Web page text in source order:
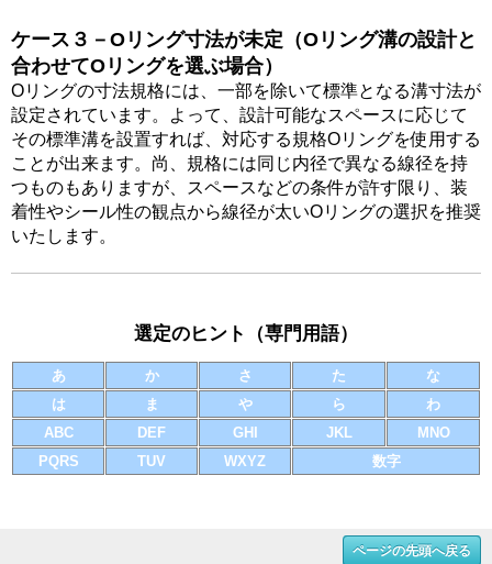
ケース３－Oリング寸法が未定（Оリング溝の設計と
合わせてOリングを選ぶ場合）
Oリングの寸法規格には、一部を除いて標準となる溝寸法が
設定されています。よって、設計可能なスペースに応じて
その標準溝を設置すれば、対応する規格Oリングを使用する
ことが出来ます。尚、規格には同じ内径で異なる線径を持
つものもありますが、スペースなどの条件が許す限り、装
着性やシール性の観点から線径が太いOリングの選択を推奨
いたします。
選定のヒント（専門用語）
あ か さ た
な
は
ま や ら
わ
ABC
DEF GHI JKL
MNO
PQRS
TUV WXYZ 数字
ページの先頭へ戻る